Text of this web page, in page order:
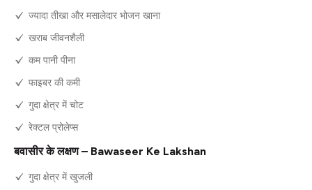
ज्यादा तीखा और मसालेदार भोजन खाना
खराब जीवनशैली
कम पानी पीना
फाइबर की कमी
गुदा क्षेत्र में चोट
रेक्टल प्रोलेप्स
बवासीर के लक्षण – Bawaseer Ke Lakshan
गुदा क्षेत्र में खुजली